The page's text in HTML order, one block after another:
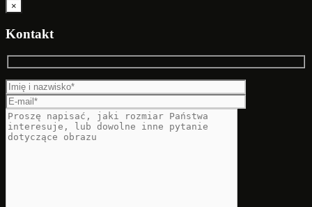
×
Kontakt